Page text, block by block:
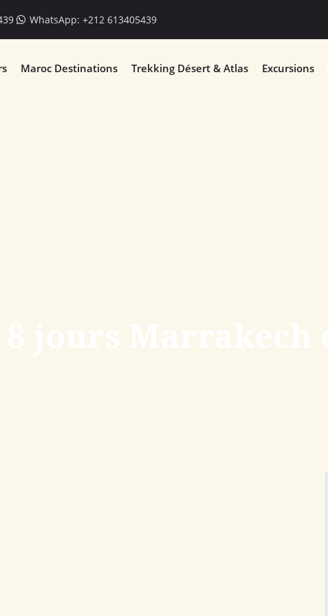
WhatsApp: +212 613405439
Maroc Destinations Trekking Désert & Atlas Excursions